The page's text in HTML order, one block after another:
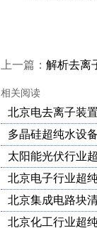
上一篇： 解析去离
相关阅读
北京电去离子装
多晶硅超纯水设
太阳能光伏行业
北京电子行业超
北京集成电路块
北京化工行业超